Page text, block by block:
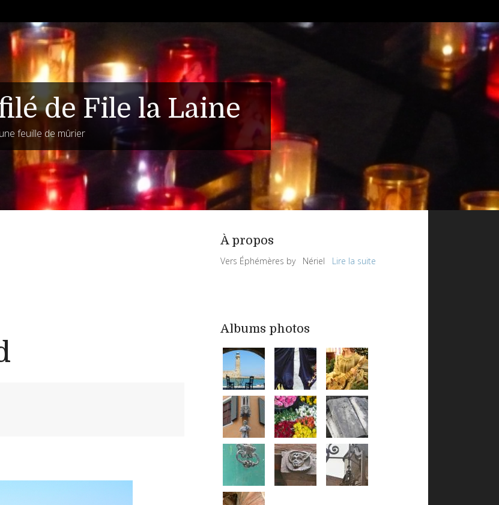
de File la Laine
feuille de mûrier
À propos
Vers Éphémères by Nériel Lire la suite
Albums photos